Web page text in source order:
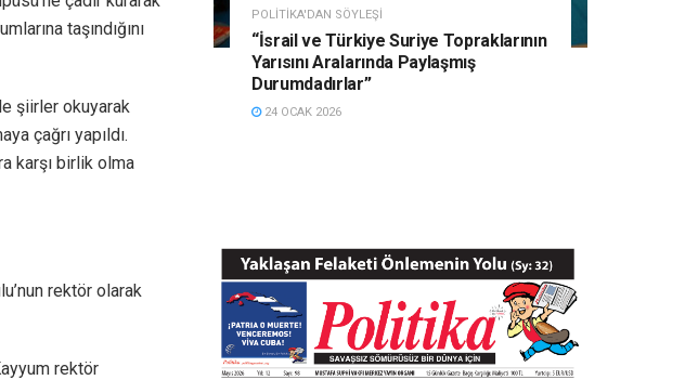
taşındığını
şiirler okuyarak
çağrı yapıldı.
karşı birlik olma
rektör olarak
rektör
POLITIKA'DAN SÖYLEŞI
“İsrail ve Türkiye Suriye Topraklarının
Yarısını Aralarında Paylaşmış
Durumdadırlar”
24 OCAK 2026